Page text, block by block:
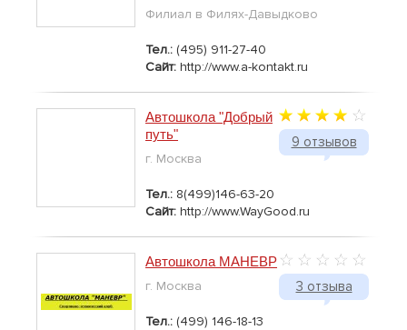
Филиал в Филях-Давыдково
Тел.: (495) 911-27-40
Сайт: http://www.a-kontakt.ru
9 отзывов
Автошкола "Добрый
путь"
г. Москва
Тел.: 8(499)146-63-20
Сайт: http://www.WayGood.ru
3 отзыва
Автошкола МАНЕВР
г. Москва
Тел.: (499) 146-18-13